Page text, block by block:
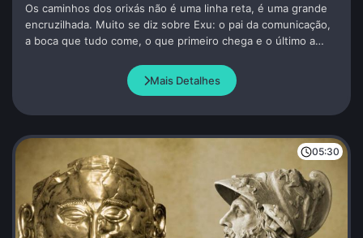
Os caminhos dos orixás não é uma linha reta, é uma grande
encruzilhada. Muito se diz sobre Exu: o pai da comunicação,
a boca que tudo come, o que primeiro chega e o último a
com Exu que o povo nagô busca força para compreender as
questões humanas e não humanas, que forma o arquétipo
Mais Detalhes
05:30